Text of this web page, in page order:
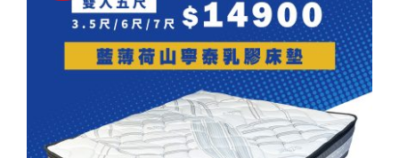
格：
NT$33,000。
格：
NT$12,500。
格：
NT$33,000。
格：
NT$12,500。